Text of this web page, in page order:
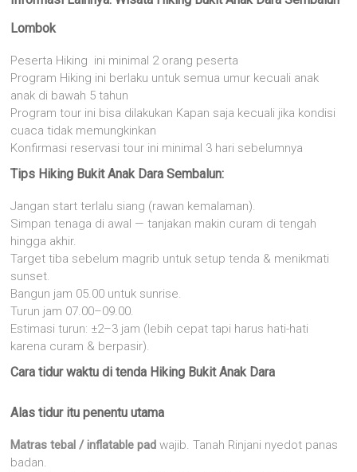
Lombok
Peserta Hiking ini minimal 2 orang peserta
Program Hiking ini berlaku untuk semua umur kecuali anak
anak di bawah 5 tahun
Program tour ini bisa dilakukan Kapan saja kecuali jika kondisi
cuaca tidak memungkinkan
Konfirmasi reservasi tour ini minimal 3 hari sebelumnya
Tips Hiking Bukit Anak Dara Sembalun:
Jangan start terlalu siang (rawan kemalaman).
Simpan tenaga di awal — tanjakan makin curam di tengah
hingga akhir.
Target tiba sebelum magrib untuk setup tenda & menikmati
sunset.
Bangun jam 05.00 untuk sunrise.
Turun jam 07.00–09.00.
Estimasi turun: ±2–3 jam (lebih cepat tapi harus hati-hati
karena curam & berpasir).
Cara tidur waktu di tenda Hiking Bukit Anak Dara
Alas tidur itu penentu utama
Matras tebal / inflatable pad wajib. Tanah Rinjani nyedot panas
badan.